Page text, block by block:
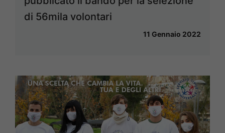
di 56mila volontari
11 Gennaio 2022